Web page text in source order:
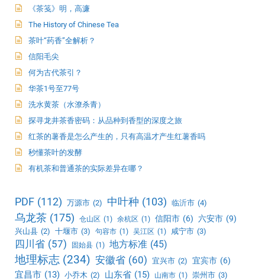
《茶笺》明，高濂
The History of Chinese Tea
茶叶“药香”全解析？
信阳毛尖
何为古代茶引？
华茶1号至77号
洗水黄茶（水潦杀青）
探寻龙井茶香密码：从品种到香型的深度之旅
红茶的薯香是怎么产生的，只有高温才产生红薯香吗
秒懂茶叶的发酵
有机茶和普通茶的实际差异在哪？
PDF (112) 万源市 (2) 中叶种 (103) 临沂市 (4)
乌龙茶 (175) 仓山区 (1) 余杭区 (1) 信阳市 (6) 六安市 (9)
兴山县 (2) 十堰市 (3) 句容市 (1) 吴江区 (1) 咸宁市 (3)
四川省 (57) 固始县 (1) 地方标准 (45)
地理标志 (234) 安徽省 (60) 宜兴市 (2) 宜宾市 (6)
宜昌市 (13) 小乔木 (2) 山东省 (15) 山南市 (1) 崇州市 (3)